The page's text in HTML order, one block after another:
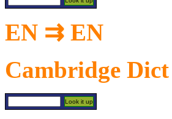
EN ⇉ EN
Cambridge Dict